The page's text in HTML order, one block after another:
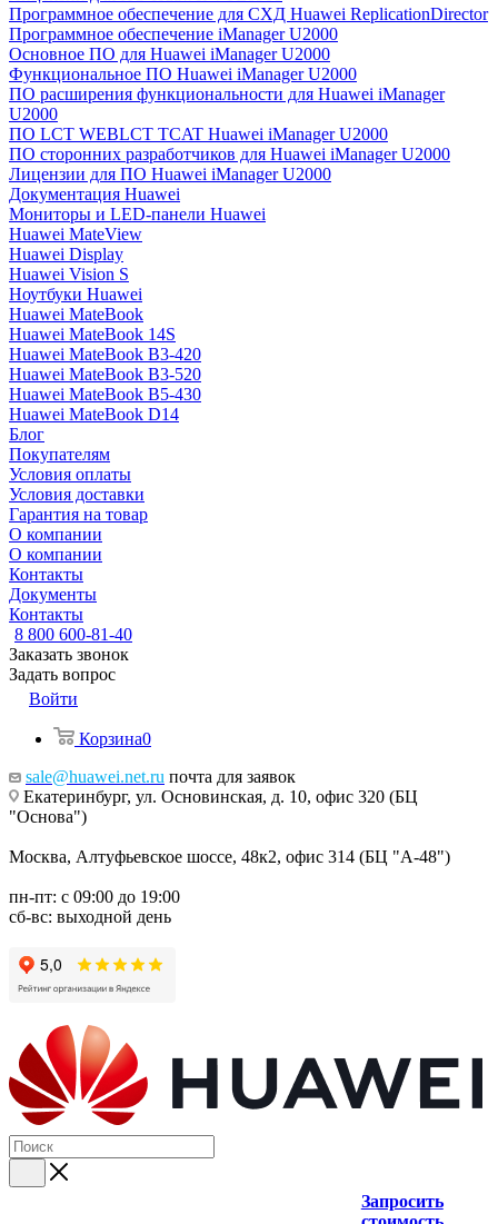
Программное обеспечение для СХД Huawei ReplicationDirector
Программное обеспечение iManager U2000
Основное ПО для Huawei iManager U2000
Функциональное ПО Huawei iManager U2000
ПО расширения функциональности для Huawei iManager
U2000
ПО LCT WEBLCT TCAT Huawei iManager U2000
ПО сторонних разработчиков для Huawei iManager U2000
Лицензии для ПО Huawei iManager U2000
Документация Huawei
Мониторы и LED-панели Huawei
Huawei MateView
Huawei Display
Huawei Vision S
Ноутбуки Huawei
Huawei MateBook
Huawei MateBook 14S
Huawei MateBook B3-420
Huawei MateBook B3-520
Huawei MateBook B5-430
Huawei MateBook D14
Блог
Покупателям
Условия оплаты
Условия доставки
Гарантия на товар
О компании
О компании
Контакты
Документы
Контакты
8 800 600-81-40
Заказать звонок
Задать вопрос
Войти
Корзина0
sale@huawei.net.ru почта для заявок
Екатеринбург, ул. Основинская, д. 10, офис 320 (БЦ
"Основа")
Москва, Алтуфьевское шоссе, 48к2, офис 314 (БЦ "А-48")
пн-пт: с 09:00 до 19:00
сб-вс: выходной день
Запросить